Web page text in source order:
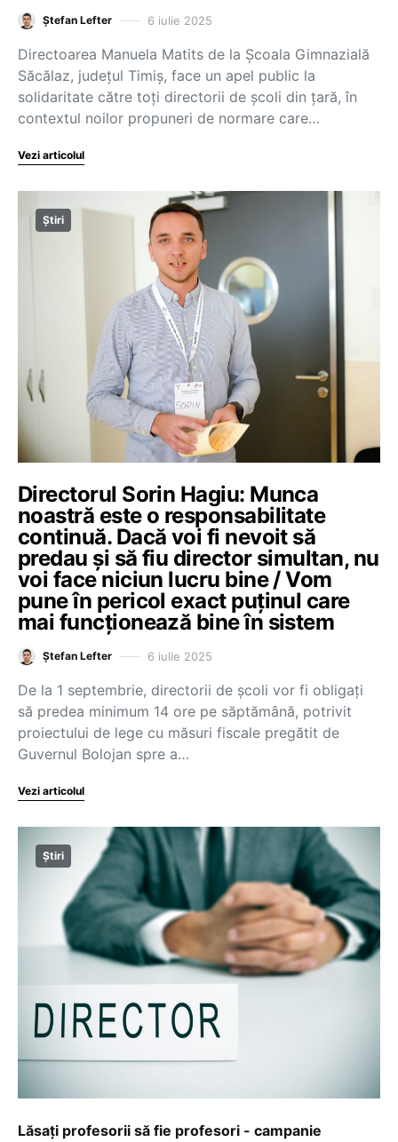
Ștefan Lefter 6 iulie 2025
Directoarea Manuela Matits de la Școala Gimnazială
Săcălaz, județul Timiș, face un apel public la
solidaritate către toți directorii de școli din țară, în
contextul noilor propuneri de normare care…
Vezi articolul
Știri
Directorul Sorin Hagiu: Munca
noastră este o responsabilitate
continuă. Dacă voi fi nevoit să
predau și să fiu director simultan, nu
voi face niciun lucru bine / Vom
pune în pericol exact puținul care
mai funcționează bine în sistem
Ștefan Lefter 6 iulie 2025
De la 1 septembrie, directorii de școli vor fi obligați
să predea minimum 14 ore pe săptămână, potrivit
proiectului de lege cu măsuri fiscale pregătit de
Guvernul Bolojan spre a…
Vezi articolul
Știri
Lăsați profesorii să fie profesori - campanie